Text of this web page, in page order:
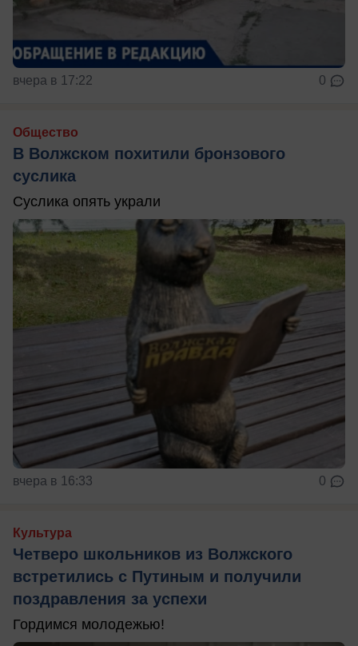
вчера в 17:22 0
Общество
В Волжском похитили бронзового
суслика
Суслика опять украли
вчера в 16:33 0
Культура
Четверо школьников из Волжского
встретились с Путиным и получили
поздравления за успехи
Гордимся молодежью!